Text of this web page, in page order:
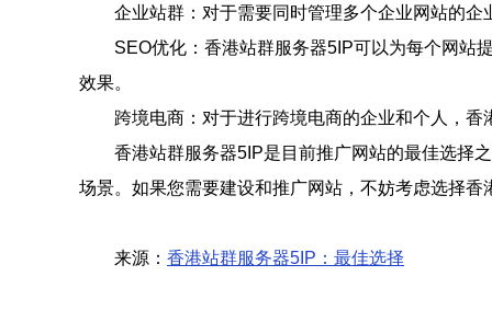
企业站群：对于需要同时管理多个企业网站的
SEO优化：香港站群服务器5IP可以为每个网站
效果。
跨境电商：对于进行跨境电商的企业和个人，
香港站群服务器5IP是目前推广网站的最佳选择
场景。如果您需要建设和推广网站，不妨考虑选择
来源： 香港站群服务器5IP：最佳选择